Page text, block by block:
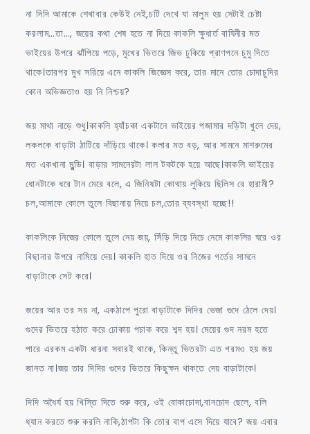
না দিদি আমাকে শেখাবার কেউই নেই,চটি দেখে যা মালুম হয় সেটাই চেষ্টা
করলাম…তা…, জয়ের কথা শেষ হতে না দিয়ে কাকলি ক্ষুধার্ত বাঘিনীর মত
ভাইয়ের উপরে ঝাঁপিয়ে পড়ে, মুখের ভিতরে জিভ ঢুকিয়ে প্রাণপনে চুমু দিতে
থাকে।তারপর মুখ সরিয়ে এনে কাকলি জিজ্ঞেস করে, তার মানে তোর চোদাচুদির
কোন অভিজ্ঞতাও হয় নি নিশ্চয়?
জয় মাথা নাড়ে শুধু।কাকলি হ্যাঁচকা একটানে ভাইয়ের পজামার দড়িটা খুলে দেয়,
লকলকে বাড়াটা ঠাটিয়ে দাঁড়িয়ে থাকে। কলার মত বড়, আর সামনে মাশরুমের
মত একখানা মুন্ডি। বাড়ার সামনেরটা লাল টকটকে হয়ে আছে।কাকলি ভাইয়ের
ধোনটাকে ধরে টান মেরে বলে, এ জিনিষটা কোথায় লুকিয়ে ছিলিস রে হারামী?
চল,আমাকে কোলে তুলে বিছানায় নিয়ে চল,তোর ব্যবস্থা হচ্ছে!!
কাকলিকে নিজের কোলে তুলে নেয় জয়, সিঁড়ি দিয়ে নিচে নেমে কাকলির ঘরে ওর
বিছানার উপরে নামিয়ে দেয়। কাকলি হাত দিয়ে ওর নিজের গর্তের সামনে
বাড়াটাকে সেট করে।
জয়ের আর তর সয় না, একঠাপে পুরো বাড়াটাকে দিদির ভেজা গুদে ঠেলে দেয়।
গুদের ভিতরে হঠাত করে ঢোকায় পচাক করে শব্দ হয়। মেয়ের গুদ নরম হতে
পারে এরকম একটা ধারনা সবারই থাকে, কিন্তু ভিতরটা এত গরমও হয় জয়
জানত না।জয় তার দিদির গুদের ভিতরে কিছুক্ষন থাকতে দেয় বাড়াটাকে।
দিদি অধৈর্য হয় খিস্তি দিতে শুরু করে, ওই বোকাচোদা,বানচোদ ছেলে, বলি
ধ্যান করতে শুরু করলি নাকি,ঠাপটা কি তোর বাপ এসে দিয়ে যাবে? জয় এবার